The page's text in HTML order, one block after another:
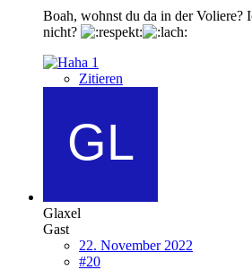
Boah, wohnst du da in der Voliere?
nicht?
1
Zitieren
Glaxel
Gast
22. November 2022
#20